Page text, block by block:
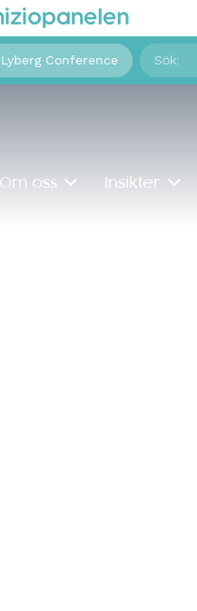
Conference
Sök
på:
Om oss Insikter